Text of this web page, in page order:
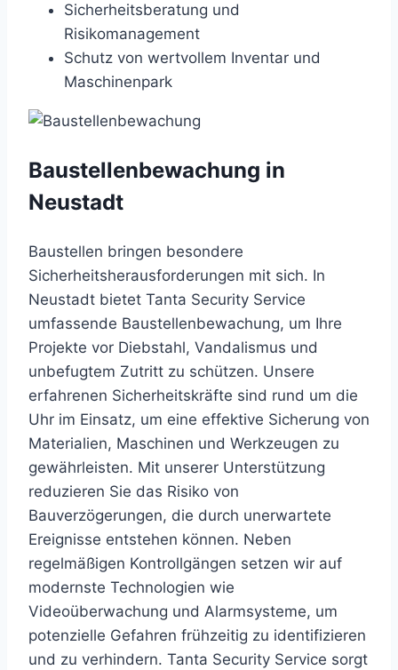
Sicherheitsberatung und
Risikomanagement
Schutz von wertvollem Inventar und
Maschinenpark
Baustellenbewachung in
Neustadt
Baustellen bringen besondere
Sicherheitsherausforderungen mit sich. In
Neustadt bietet Tanta Security Service
umfassende Baustellenbewachung, um Ihre
Projekte vor Diebstahl, Vandalismus und
unbefugtem Zutritt zu schützen. Unsere
erfahrenen Sicherheitskräfte sind rund um die
Uhr im Einsatz, um eine effektive Sicherung von
Materialien, Maschinen und Werkzeugen zu
gewährleisten. Mit unserer Unterstützung
reduzieren Sie das Risiko von
Bauverzögerungen, die durch unerwartete
Ereignisse entstehen können. Neben
regelmäßigen Kontrollgängen setzen wir auf
modernste Technologien wie
Videoüberwachung und Alarmsysteme, um
potenzielle Gefahren frühzeitig zu identifizieren
und zu verhindern. Tanta Security Service sorgt